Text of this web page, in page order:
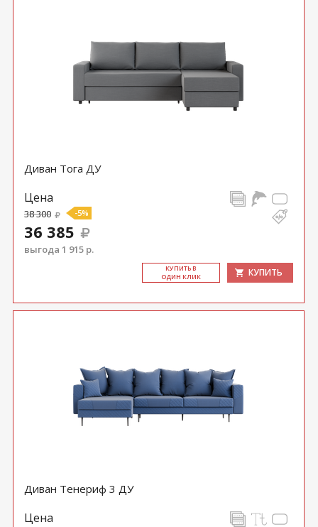
Диван Тога ДУ
Цена
38 300 -5%
36 385
выгода 1 915 р.
КУ­ПИТЬ В
ОДИН КЛИК
КУПИТЬ
Диван Тенериф 3 ДУ
Цена